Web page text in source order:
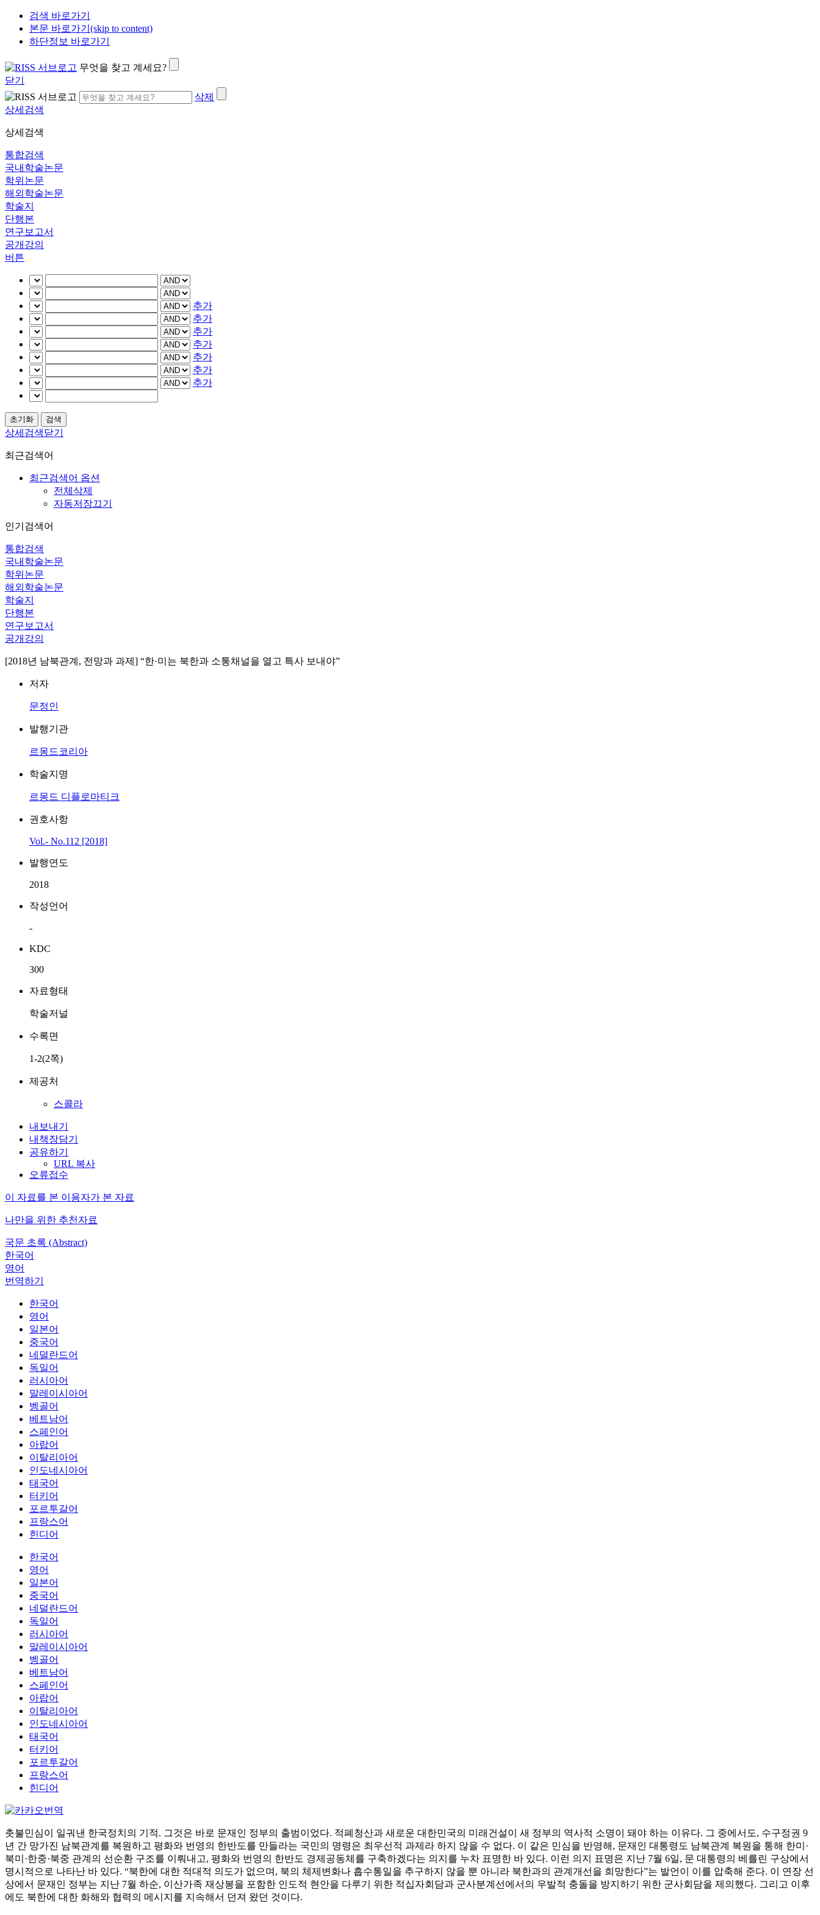
검색 바로가기
본문 바로가기(skip to content)
하단정보 바로가기
무엇을 찾고 계세요?
닫기
삭제
상세검색
상세검색
통합검색
국내학술논문
학위논문
해외학술논문
학술지
단행본
연구보고서
공개강의
버튼
추가
추가
추가
추가
추가
추가
추가
상세검색닫기
최근검색어
최근검색어 옵션
전체삭제
자동저장끄기
인기검색어
통합검색
국내학술논문
학위논문
해외학술논문
학술지
단행본
연구보고서
공개강의
[2018년 남북관계, 전망과 과제] “한·미는 북한과 소통채널을 열고 특사 보내야”
저자
문정인
발행기관
르몽드코리아
학술지명
르몽드 디플로마티크
권호사항
Vol.- No.112 [2018]
발행연도
2018
작성언어
-
KDC
300
자료형태
학술저널
수록면
1-2(2쪽)
제공처
스콜라
내보내기
내책장담기
공유하기
URL 복사
오류접수
이 자료를 본 이용자가 본 자료
나만을 위한 추천자료
국문 초록 (Abstract)
한국어
영어
번역하기
한국어
영어
일본어
중국어
네덜란드어
독일어
러시아어
말레이시아어
벵골어
베트남어
스페인어
아랍어
이탈리아어
인도네시아어
태국어
터키어
포르투갈어
프랑스어
힌디어
한국어
영어
일본어
중국어
네덜란드어
독일어
러시아어
말레이시아어
벵골어
베트남어
스페인어
아랍어
이탈리아어
인도네시아어
태국어
터키어
포르투갈어
프랑스어
힌디어
촛불민심이 일궈낸 한국정치의 기적. 그것은 바로 문재인 정부의 출범이었다. 적폐청산과 새로운 대한민국의 미래건설이 새 정부의 역사적 소명이 돼야 하는 이유다. 그 중에서도, 수구정권 9
년 간 망가진 남북관계를 복원하고 평화와 번영의 한반도를 만들라는 국민의 명령은 최우선적 과제라 하지 않을 수 없다. 이 같은 민심을 반영해, 문재인 대통령도 남북관계 복원을 통해 한미·
북미·한중·북중 관계의 선순환 구조를 이뤄내고, 평화와 번영의 한반도 경제공동체를 구축하겠다는 의지를 누차 표명한 바 있다. 이런 의지 표명은 지난 7월 6일, 문 대통령의 베를린 구상에서
명시적으로 나타난 바 있다. “북한에 대한 적대적 의도가 없으며, 북의 체제변화나 흡수통일을 추구하지 않을 뿐 아니라 북한과의 관계개선을 희망한다”는 발언이 이를 압축해 준다. 이 연장 선
상에서 문재인 정부는 지난 7월 하순, 이산가족 재상봉을 포함한 인도적 현안을 다루기 위한 적십자회담과 군사분계선에서의 우발적 충돌을 방지하기 위한 군사회담을 제의했다. 그리고 이후
에도 북한에 대한 화해와 협력의 메시지를 지속해서 던져 왔던 것이다.